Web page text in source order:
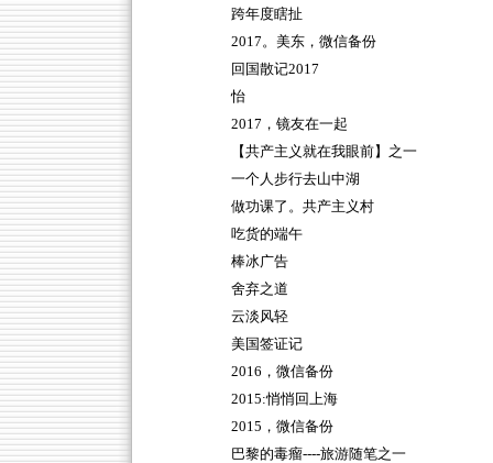
跨年度瞎扯
2017。美东，微信备份
回国散记2017
怡
2017，镜友在一起
【共产主义就在我眼前】之一
一个人步行去山中湖
做功课了。共产主义村
吃货的端午
棒冰广告
舍弃之道
云淡风轻
美国签证记
2016，微信备份
2015:悄悄回上海
2015，微信备份
巴黎的毒瘤----旅游随笔之一